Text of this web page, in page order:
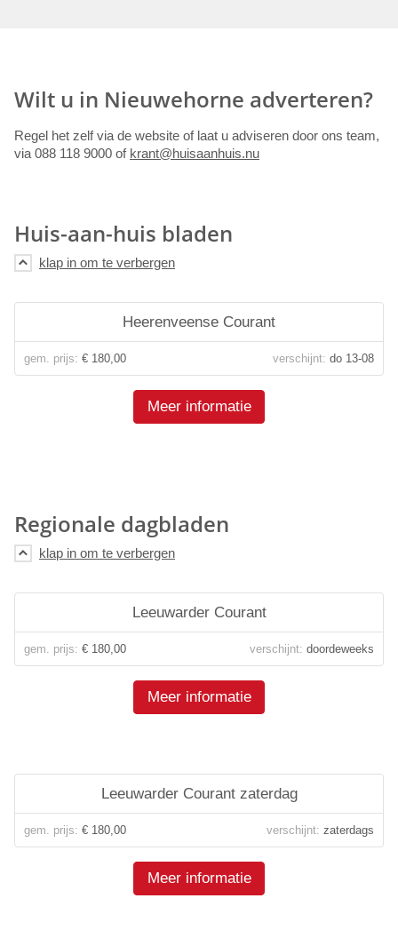
Wilt u in Nieuwehorne adverteren?
Regel het zelf via de website of laat u adviseren door ons team,
via 088 118 9000 of krant@huisaanhuis.nu
Huis-aan-huis bladen
Heerenveense Courant
gem. prijs: € 180,00 verschijnt: do 13-08
Meer informatie
Regionale dagbladen
Leeuwarder Courant
gem. prijs: € 180,00 verschijnt: doordeweeks
Meer informatie
Leeuwarder Courant zaterdag
gem. prijs: € 180,00 verschijnt: zaterdags
Meer informatie